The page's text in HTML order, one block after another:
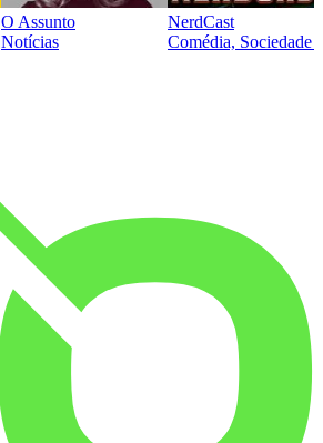
O Assunto
Notícias
NerdCast
Comédia, Sociedade